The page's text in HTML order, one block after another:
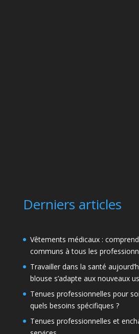
Derniers articles
Vêtements médicaux :
communs à tous les
Travailler dans la santé
blouse s’adapte aux nouveaux
Tenues professionnelles pour
quels besoins spécifiques ?
Tenues professionnelles et